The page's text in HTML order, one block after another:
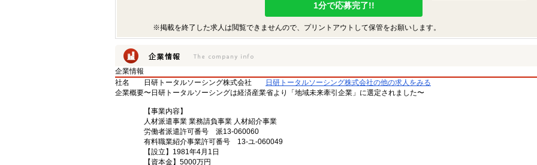
1分で応募完了!!
※掲載を終了した求人は閲覧できませんので、プリントアウトして保管をお願いします。
企業情報
社名
日研トータルソーシング株式会社
日研トータルソーシング株式会社の他の求人をみる
企業概要〜日研トータルソーシングは経済産業省より「地域未来牽引企業」に選定されました〜
【事業内容】
人材派遣事業 業務請負事業 人材紹介事業
労働者派遣許可番号 派13-060060
有料職業紹介事業許可番号 13-ユ-060049
【設立】1981年4月1日
【資本金】5000万円